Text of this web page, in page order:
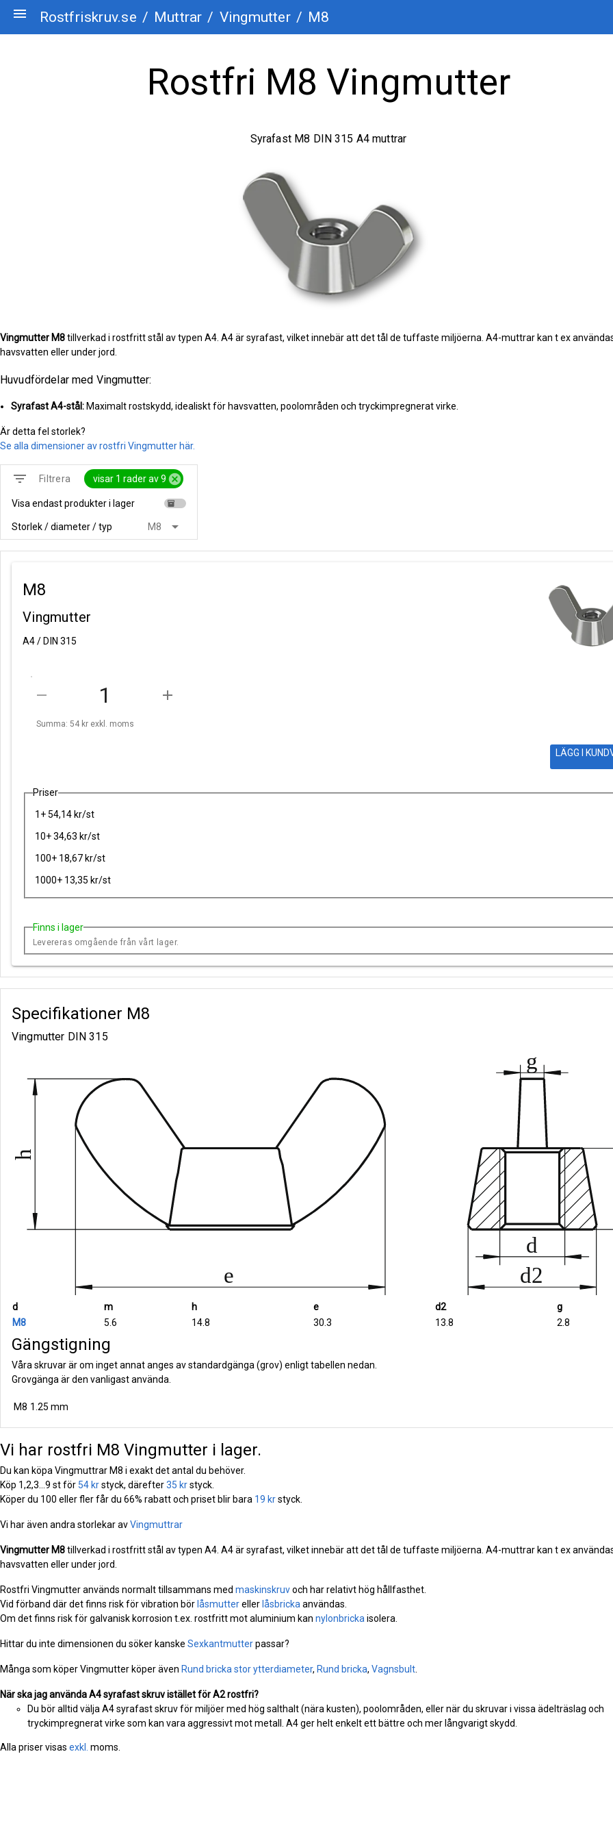
menu Rostfriskruv.se / Muttrar / Vingmutter / M8
Rostfri M8 Vingmutter
Syrafast M8 DIN 315 A4 muttrar
Vingmutter M8tillverkad i rostfritt stål av typen A4. A4 är syrafast, vilket innebär att det tål de tuffaste miljöerna. A4-muttrar kan t ex
havsvatten eller under jord.
Huvudfördelar med Vingmutter:
Syrafast A4-stål: Maximalt rostskydd, idealiskt för havsvatten, poolområden och tryckimpregnerat virke.
Är detta fel storlek?
Se alla dimensioner av rostfri Vingmutter här.
filter_list Filtrera visar 1 rader av 9 cancel
Visa endast produkter i lager inventory
Storlek / diameter / typ M8 arrow_drop_down
M8
Vingmutter
A4 / DIN 315
remove add
Summa: 54 kr exkl. moms
LÄGG I
Priser
1+ 54,14 kr/st
10+ 34,63 kr/st
100+ 18,67 kr/st
1000+ 13,35 kr/st
Finns i lager
Levereras omgående från vårt lager.
Specifikationer M8
Vingmutter DIN 315
d m h e d2
g
M8
5.6 14.8 30.3 13.8 2.8
Gängstigning
Våra skruvar är om inget annat anges av standardgänga (grov) enligt tabellen nedan.
Grovgänga är den vanligast använda.
M8 1.25 mm
Vi har rostfri M8 Vingmutter i lager.
Du kan köpa Vingmuttrar M8 i exakt det antal du behöver.
Köp 1,2,3...9 st för 54 krstyck, därefter35 krstyck.
Köper du 100 eller fler får du 66% rabatt och priset blir bara 19 krstyck.
Vi har även andra storlekar avVingmuttrar
Vingmutter M8tillverkad i rostfritt stål av typen A4. A4 är syrafast, vilket innebär att det tål de tuffaste miljöerna. A4-muttrar kan t ex
havsvatten eller under jord.
Rostfri Vingmutter används normalt tillsammans med maskinskruvoch har relativt hög hållfasthet.
Vid förband där det finns risk för vibration bör låsmuttereller låsbricka användas.
Om det finns risk för galvanisk korrosion t.ex. rostfritt mot aluminium kan nylonbricka isolera.
Hittar du inte dimensionen du söker kanske Sexkantmutterpassar?
Många som köper Vingmutter köper även Rund bricka stor ytterdiameter, Rund bricka, Vagnsbult
När ska jag använda A4 syrafast skruv istället för A2 rostfri?
Du bör alltid välja A4 syrafast skruv för miljöer med hög salthalt (nära kusten), poolområden, eller när du skruvar i vissa ädelträslag och
tryckimpregnerat virke som kan vara aggressivt mot metall. A4 ger helt enkelt ett bättre och mer långvarigt skydd.
Alla priser visas exkl. moms.